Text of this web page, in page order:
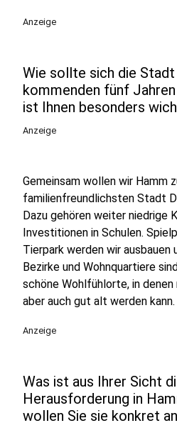
Anzeige
Wie sollte sich die Stadt
kommenden fünf
ist Ihnen besonders
Anzeige
Gemeinsam wollen wir Hamm
familienfreundlichsten Stadt
Dazu gehören weiter niedrige
Investitionen in Schulen.
Tierpark werden wir ausbauen
Bezirke und Wohnquartiere
schöne Wohlfühlorte, in
aber auch gut alt werden kann.
Anzeige
Was ist aus Ihrer Sicht
Herausforderung in
wollen Sie sie konkret